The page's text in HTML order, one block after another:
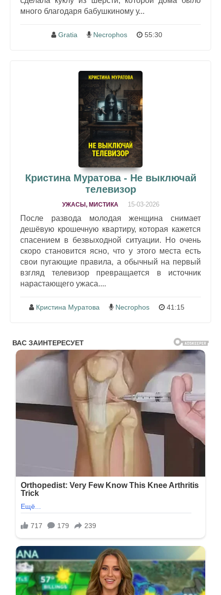
много благодаря бабушкиному у...
Gratia Necrophos 55:30
Кристина Муратова - Не выключай
телевизор
УЖАСЫ, МИСТИКА 15-03-2026
После развода молодая женщина снимает
дешёвую крошечную квартиру, которая кажется
спасением в безвыходной ситуации. Но очень
скоро становится ясно, что у этого места есть
свои пугающие правила, а обычный на первый
взгляд телевизор превращается в источник
нарастающего ужаса....
Кристина Муратова Necrophos 41:15